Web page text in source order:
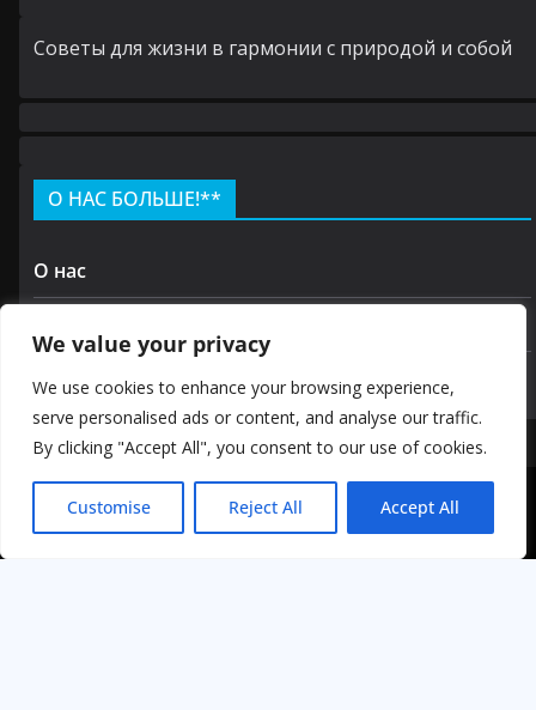
We value your privacy
We use cookies to enhance your browsing experience,
serve personalised ads or content, and analyse our traffic.
By clicking "Accept All", you consent to our use of cookies.
Customise Reject All Accept All
Cоветы для жизни в гармонии с природой и собой
О НАС БОЛЬШЕ!**
О нас
политика конфиденциальности
Авторские права © 2026 GOODKIRA